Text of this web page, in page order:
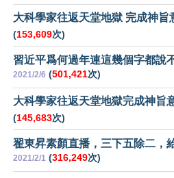
大科學家往返天堂地獄 完成神旨
(153,609次)
習近平爲何過年連這幾個字都說
2021/2/6 (501,421次)
大科學家往返天堂地獄完成神旨
(145,683次)
翟東昇素顏直播，三下五除二，
2021/2/1 (316,249次)